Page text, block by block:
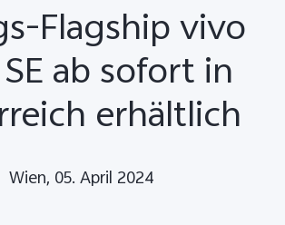
Flagship vivo
ab sofort in
erhältlich
Wien, 05. April 2024